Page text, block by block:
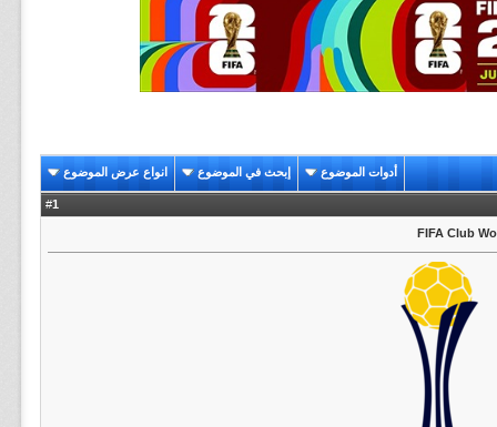
أدوات الموضوع إبحث في الموضوع انواع عرض الموضوع
1
FIFA Club